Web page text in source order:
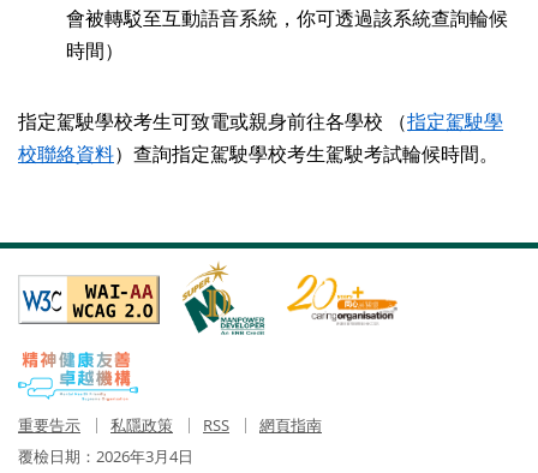
會被轉駁至互動語音系統，你可透過該系統查詢輪候
時間）
指定駕駛學校考生可致電或親身前往各學校 （指定駕駛學
校聯絡資料）查詢指定駕駛學校考生駕駛考試輪候時間。
重要告示 私隱政策 RSS
網頁指南
覆檢日期： 2026年3月4日